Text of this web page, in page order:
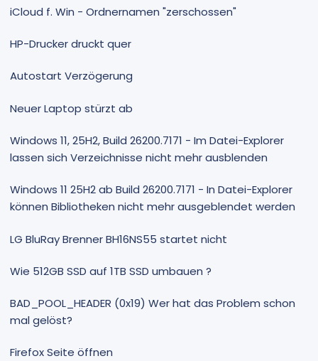
iCloud f. Win - Ordnernamen "zerschossen"
HP-Drucker druckt quer
Autostart Verzögerung
Neuer Laptop stürzt ab
Windows 11, 25H2, Build 26200.7171 - Im Datei-Explorer
lassen sich Verzeichnisse nicht mehr ausblenden
Windows 11 25H2 ab Build 26200.7171 - In Datei-Explorer
können Bibliotheken nicht mehr ausgeblendet werden
LG BluRay Brenner BH16NS55 startet nicht
Wie 512GB SSD auf 1TB SSD umbauen ?
BAD_POOL_HEADER (0x19) Wer hat das Problem schon
mal gelöst?
Firefox Seite öffnen